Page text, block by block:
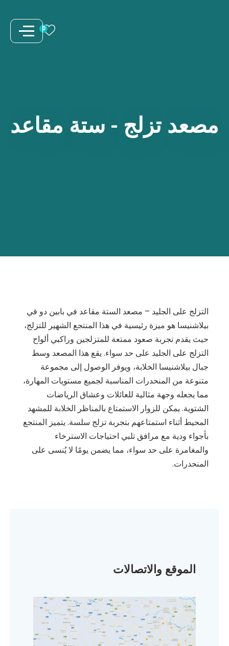
0
مصعد تزلج - ستة مقاعد
التزلج على الجليد – مصعد الستة مقاعد في بابين دو في
بيلاشنيسا هو ميزة رئيسية في هذا المنتجع الشهير للتزلج،
حيث يقدم تجربة صعود ممتعة للمتزلجين وراكبي ألواح
التزلج على الجليد على حد سواء. يقع هذا المصعد وسط
جبال بيلاشنيسا الخلابة، ويوفر الوصول إلى مجموعة
متنوعة من المنحدرات المناسبة لجميع مستويات المهارة،
مما يجعله وجهة مثالية للعائلات وعشاق الرياضات
الشتوية. يمكن للزوار الاستمتاع بالمناظر الخلابة للمشهد
المحيط أثناء استمتاعهم بتجربة تزلج سلسة. يتميز المنتجع
بأجواء ودية مع مرافق تلبي احتياجات الاسترخاء
والمغامرة على حد سواء، مما يضمن يومًا لا يُنسى على
المنحدرات.
الموقع والاتصالات